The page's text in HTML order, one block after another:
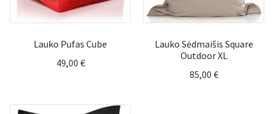
Lauko Pufas Cube
49,00 €
Lauko Sėdmaišis Square
Outdoor XL
85,00 €